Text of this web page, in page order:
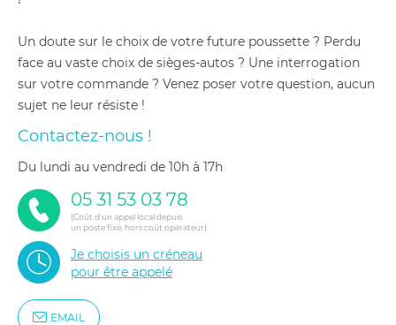
Un doute sur le choix de votre future poussette ? Perdu
face au vaste choix de sièges-autos ? Une interrogation
sur votre commande ? Venez poser votre question, aucun
sujet ne leur résiste !
Contactez-nous !
du lundi au vendredi de 10h à 17h
05 31 53 03 78
(Coût d'un appel local depuis
un poste fixe, hors coût opérateur)
Je choisis un créneau
pour être appelé
EMAIL